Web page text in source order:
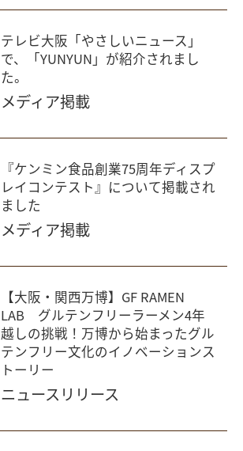
テレビ大阪「やさしいニュース」
で、「YUNYUN」が紹介されまし
た。
メディア掲載
『ケンミン食品創業75周年ディスプ
レイコンテスト』について掲載され
ました
メディア掲載
【大阪・関西万博】GF RAMEN
LAB グルテンフリーラーメン4年
越しの挑戦！万博から始まったグル
テンフリー文化のイノベーションス
トーリー
ニュースリリース